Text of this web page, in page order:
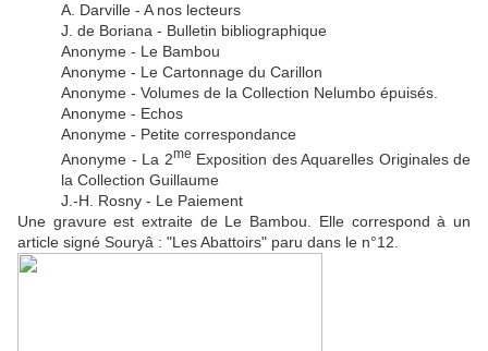
A. Darville - A nos lecteurs
J. de Boriana - Bulletin bibliographique
Anonyme - Le Bambou
Anonyme - Le Cartonnage du Carillon
Anonyme - Volumes de la Collection Nelumbo épuisés.
Anonyme - Echos
Anonyme - Petite correspondance
Anonyme - La 2me Exposition des Aquarelles Originales de
la Collection Guillaume
J.-H. Rosny - Le Paiement
Une gravure est extraite de Le Bambou. Elle correspond à un
article signé Souryâ : "Les Abattoirs" paru dans le n°12.